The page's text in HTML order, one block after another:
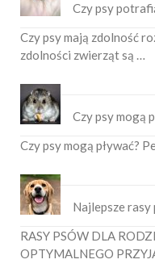
Czy psy
Czy psy mają zdolność
zdolności zwierząt są …
Czy psy mogą
Czy psy mogą pływać?
Najlepsze
RASY PSÓW DLA
OPTYMALNEGO